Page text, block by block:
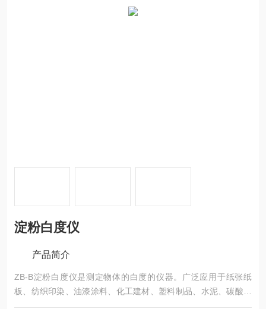
淀粉白度仪
产品简介
ZB-B淀粉白度仪是测定物体的白度的仪器。广泛应用于纸张纸
板、纺织印染、油漆涂料、化工建材、塑料制品、水泥、碳酸钙
粉末、陶瓷、搪瓷、瓷土、滑石粉、淀粉、面粉、食盐、洗涤